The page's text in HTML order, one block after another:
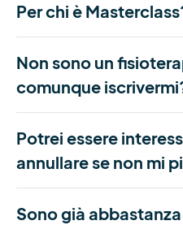
Per chi è
Non sono un
comunque
Potrei essere
annullare se non mi
Sono già